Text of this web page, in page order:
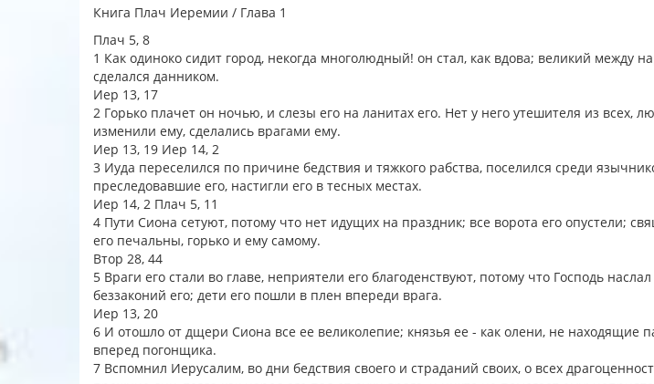
Книга Плач Иеремии / Глава 1
Плач 5, 8
1 Как одиноко сидит город, некогда многолюдный! он стал, как вдова; великий между
сделался данником.
Иер 13, 17
2 Горько плачет он ночью, и слезы его на ланитах его. Нет у него утешителя из всех,
изменили ему, сделались врагами ему.
Иер 13, 19 Иер 14, 2
3 Иуда переселился по причине бедствия и тяжкого рабства, поселился среди
преследовавшие его, настигли его в тесных местах.
Иер 14, 2 Плач 5, 11
4 Пути Сиона сетуют, потому что нет идущих на праздник; все ворота его опустели;
его печальны, горько и ему самому.
Втор 28, 44
5 Враги его стали во главе, неприятели его благоденствуют, потому что Господь
беззаконий его; дети его пошли в плен впереди врага.
Иер 13, 20
6 И отошло от дщери Сиона все ее великолепие; князья ее - как олени, не находящие
вперед погонщика.
7 Вспомнил Иерусалим, во дни бедствия своего и страданий своих, о всех